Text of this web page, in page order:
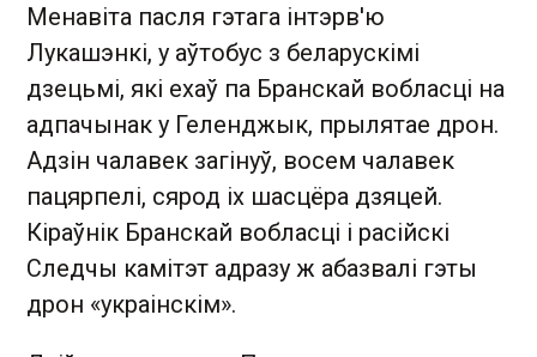
Менавіта пасля гэтага інтэрв'ю
Лукашэнкі, у аўтобус з беларускімі
дзецьмі, які ехаў па Бранскай вобласці на
адпачынак у Геленджык, прылятае дрон.
Адзін чалавек загінуў, восем чалавек
пацярпелі, сярод іх шасцёра дзяцей.
Кіраўнік Бранскай вобласці і расійскі
Следчы камітэт адразу ж абазвалі гэты
дрон «украінскім».